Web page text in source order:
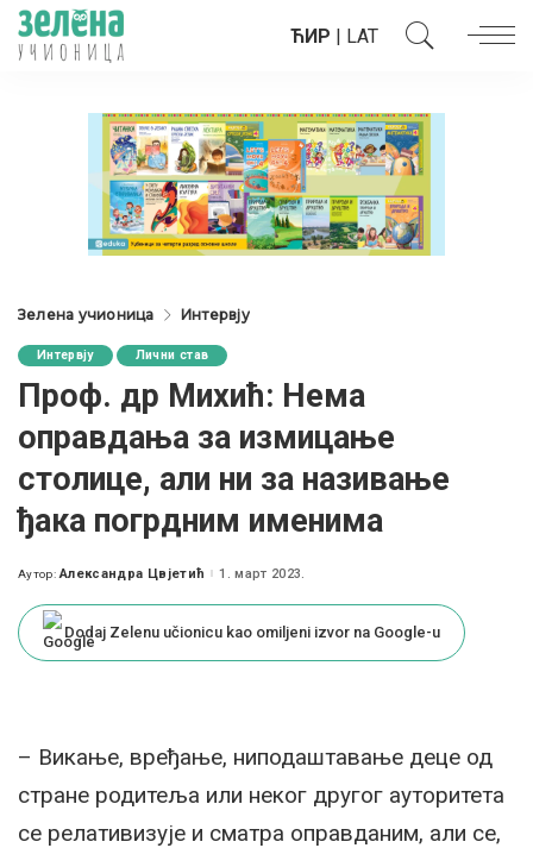
ЋИР | LAT
Зелена учионица Интервју
Интервју Лични став
Проф. др Михић: Нема
оправдања за измицање
столице, али ни за називање
ђака погрдним именима
Posted
Аутор: Александра Цвјетић 1. март 2023.
Dodaj Zelenu učionicu kao omiljeni izvor na Google-u
– Викање, вређање, ниподаштавање деце од
стране родитеља или неког другог ауторитета
се релативизује и сматра оправданим, али се,